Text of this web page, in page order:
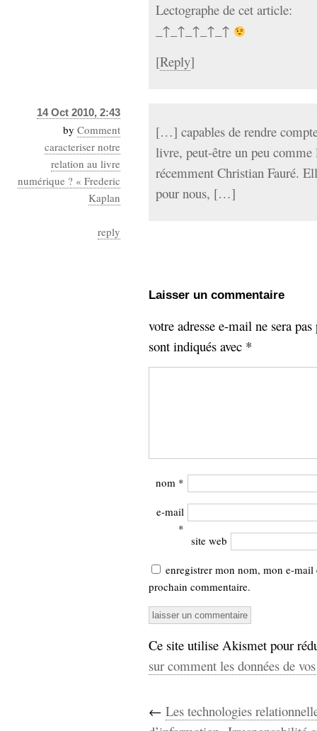
Lectographe de cet article:
_↑_↑_↑_↑_↑
[Reply]
14 Oct 2010, 2:43
by Comment
caracteriser notre
relation au livre
numérique ? « Frederic
Kaplan
reply
[…] capables de rendre
livre, peut-être un peu
récemment Christian Fauré.
pour nous, […]
Laisser un commentaire
votre adresse e-mail ne sera
sont indiqués avec *
nom *
e-mail
*
site web
enregistrer mon nom, mon e-
prochain commentaire.
Ce site utilise Akismet pour
sur comment les données de
← Les technologies